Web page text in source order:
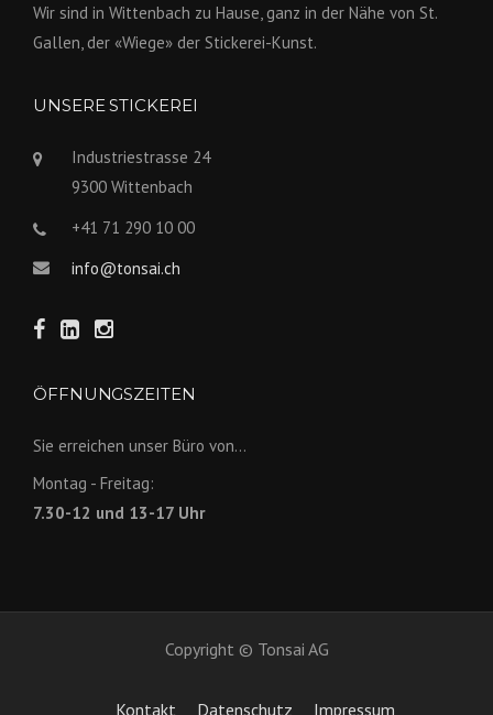
Wir sind in Wittenbach zu Hause, ganz in der Nähe von St.
Gallen, der «Wiege» der Stickerei-Kunst.
UNSERE STICKEREI
Industriestrasse 24
9300 Wittenbach
+41 71 290 10 00
info@tonsai.ch
ÖFFNUNGSZEITEN
Sie erreichen unser Büro von...
Montag - Freitag:
7.30-12 und 13-17 Uhr
Copyright © Tonsai AG
Kontakt Datenschutz Impressum